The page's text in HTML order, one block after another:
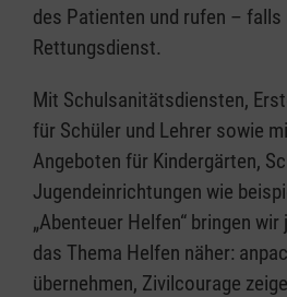
des Patienten und rufen –
Rettungsdienst.
Mit Schulsanitätsdiensten,
für Schüler und Lehrer sowie
Angeboten für Kindergärten,
Jugendeinrichtungen wie
„Abenteuer Helfen“ bringen
das Thema Helfen näher:
übernehmen, Zivilcourage